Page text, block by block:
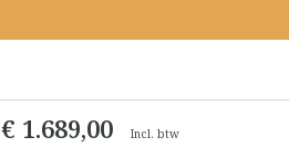
€ 1.689,00 Incl. btw